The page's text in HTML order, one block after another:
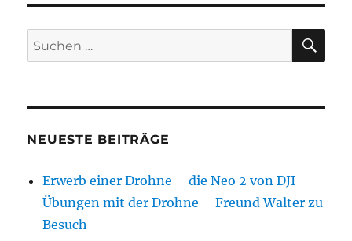
Suchen
nach:
NEUESTE BEITRÄGE
Erwerb einer Drohne – die Neo 2 von DJI-
Übungen mit der Drohne – Freund Walter zu
Besuch –